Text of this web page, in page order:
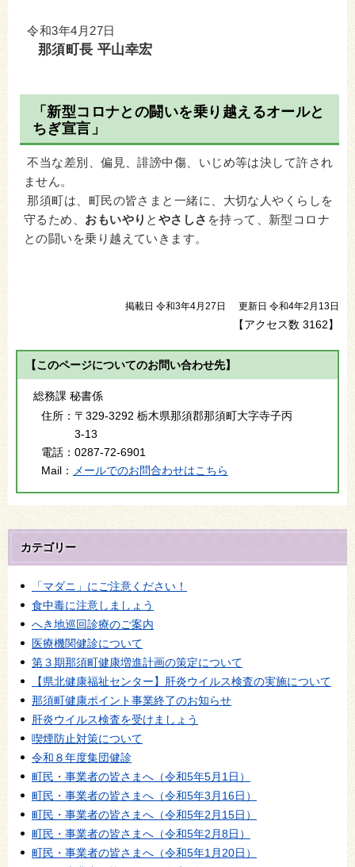
令和3年4月27日
那須町長 平山幸宏
「新型コロナとの闘いを乗り越えるオールと
ちぎ宣言」
不当な差別、偏見、誹謗中傷、いじめ等は決して許され
ません。
那須町は、町民の皆さまと一緒に、大切な人やくらしを
守るため、 おもいやり と やさしさ を持って、新型コロナ
との闘いを乗り越えていきます。
掲載日 令和3年4月27日 更新日 令和4年2月13日
【アクセス数 3162】
【このページについてのお問い合わせ先】
総務課 秘書係
住所： 〒329-3292 栃木県那須郡那須町大字寺子丙
3-13
電話： 0287-72-6901
Mail：
メールでのお問合わせはこちら
カテゴリー
「マダニ」にご注意ください！
食中毒に注意しましょう
へき地巡回診療のご案内
医療機関健診について
第３期那須町健康増進計画の策定について
【県北健康福祉センター】肝炎ウイルス検査の実施について
那須町健康ポイント事業終了のお知らせ
肝炎ウイルス検査を受けましょう
喫煙防止対策について
令和８年度集団健診
町民・事業者の皆さまへ（令和5年5月1日）
町民・事業者の皆さまへ（令和5年3月16日）
町民・事業者の皆さまへ（令和5年2月15日）
町民・事業者の皆さまへ（令和5年2月8日）
町民・事業者の皆さまへ（令和5年1月20日）